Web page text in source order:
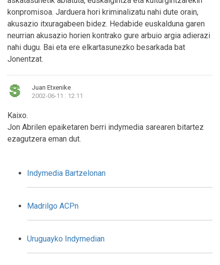
konpromisoa. Jarduera hori kriminalizatu nahi dute orain,
akusazio itxuragabeen bidez. Hedabide euskalduna garen
neurrian akusazio horien kontrako gure arbuio argia adierazi
nahi dugu. Bai eta ere elkartasunezko besarkada bat
Jonentzat.
Juan Etxenike
2002-06-11 : 12:11
Kaixo.
Jon Abrilen epaiketaren berri indymedia sarearen bitartez
ezagutzera eman dut.
Indymedia Bartzelonan
Madrilgo ACPn
Uruguayko Indymedian